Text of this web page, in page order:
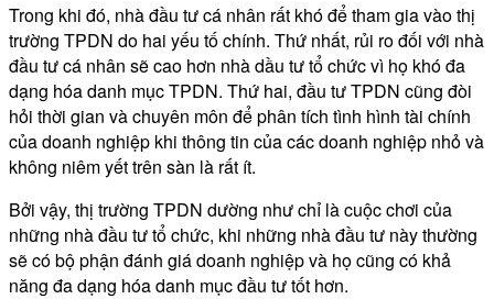
Trong khi đó, nhà đầu tư cá nhân rất khó để tham gia vào thị
trường TPDN do hai yếu tố chính. Thứ nhất, rủi ro đối với nhà
đầu tư cá nhân sẽ cao hơn nhà dầu tư tổ chức vì họ khó đa
dạng hóa danh mục TPDN. Thứ hai, đầu tư TPDN cũng đòi
hỏi thời gian và chuyên môn để phân tích tình hình tài chính
của doanh nghiệp khi thông tin của các doanh nghiệp nhỏ và
không niêm yết trên sàn là rất ít.
Bởi vậy, thị trường TPDN dường như chỉ là cuộc chơi của
những nhà đầu tư tổ chức, khi những nhà đầu tư này thường
sẽ có bộ phận đánh giá doanh nghiệp và họ cũng có khả
năng đa dạng hóa danh mục đầu tư tốt hơn.